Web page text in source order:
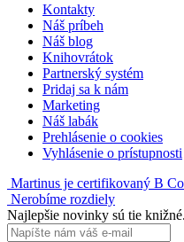
Kontakty
Náš príbeh
Náš blog
Knihovrátok
Partnerský systém
Pridaj sa k nám
Marketing
Náš labák
Prehlásenie o cookies
Vyhlásenie o prístupnosti
Martinus je certifikovaný B
Nerobíme rozdiely
Najlepšie novinky sú tie